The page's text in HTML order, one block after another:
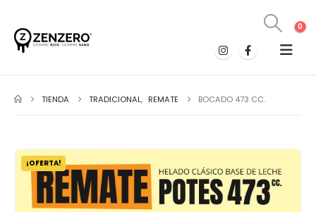
0
TIENDA TRADICIONAL, REMATE BOCADO 473 CC.
¡OFERTA!